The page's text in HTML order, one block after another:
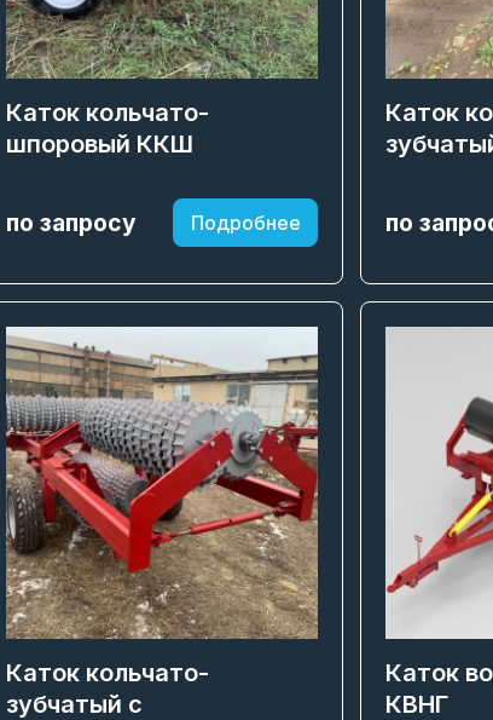
Каток кольчато-
шпоровый ККШ
по запросу Подробнее
Каток
по
Каток кольчато-
зубчатый с
Каток
КВНГ